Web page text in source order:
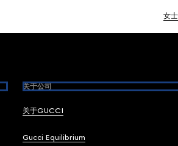
女士
关于公司
关于GUCCI
Gucci Equilibrium